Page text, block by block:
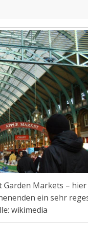
Garden Markets – hier
ein sehr
wikimedia